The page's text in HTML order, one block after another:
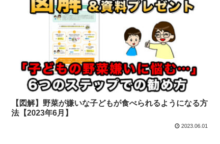
【図解】野菜が嫌いな子どもが食べられるようになる方
法【2023年6月】
2023.06.01